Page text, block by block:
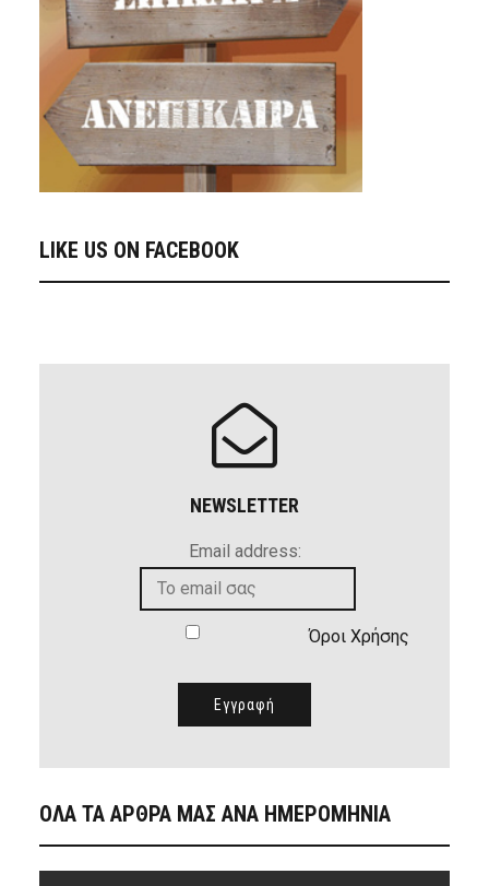
LIKE US ON FACEBOOK
NEWSLETTER
Email address:
Όροι Χρήσης
ΟΛΑ ΤΑ ΑΡΘΡΑ ΜΑΣ ΑΝΑ ΗΜΕΡΟΜΗΝΙΑ